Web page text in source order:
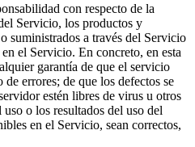
con respecto de la
Servicio, los productos y
suministrados a través del Servicio
el Servicio. En concreto, en esta
garantía de que el servicio
errores; de que los defectos se
estén libres de virus u otros
o los resultados del uso del
en el Servicio, sean correctos,